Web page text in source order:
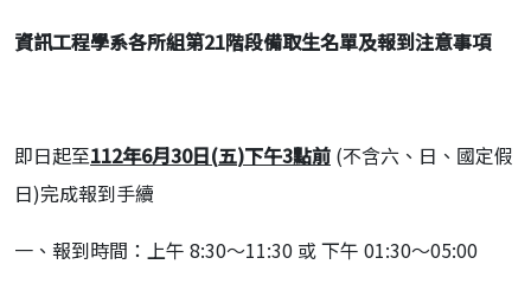
資訊工程學系各所組第21階段備取生名單及報到注意事項
即日起至112年6月30日(五)下午3點前 (不含六、日、國定假
日)完成報到手續
一、報到時間：上午 8:30～11:30 或 下午 01:30～05:00